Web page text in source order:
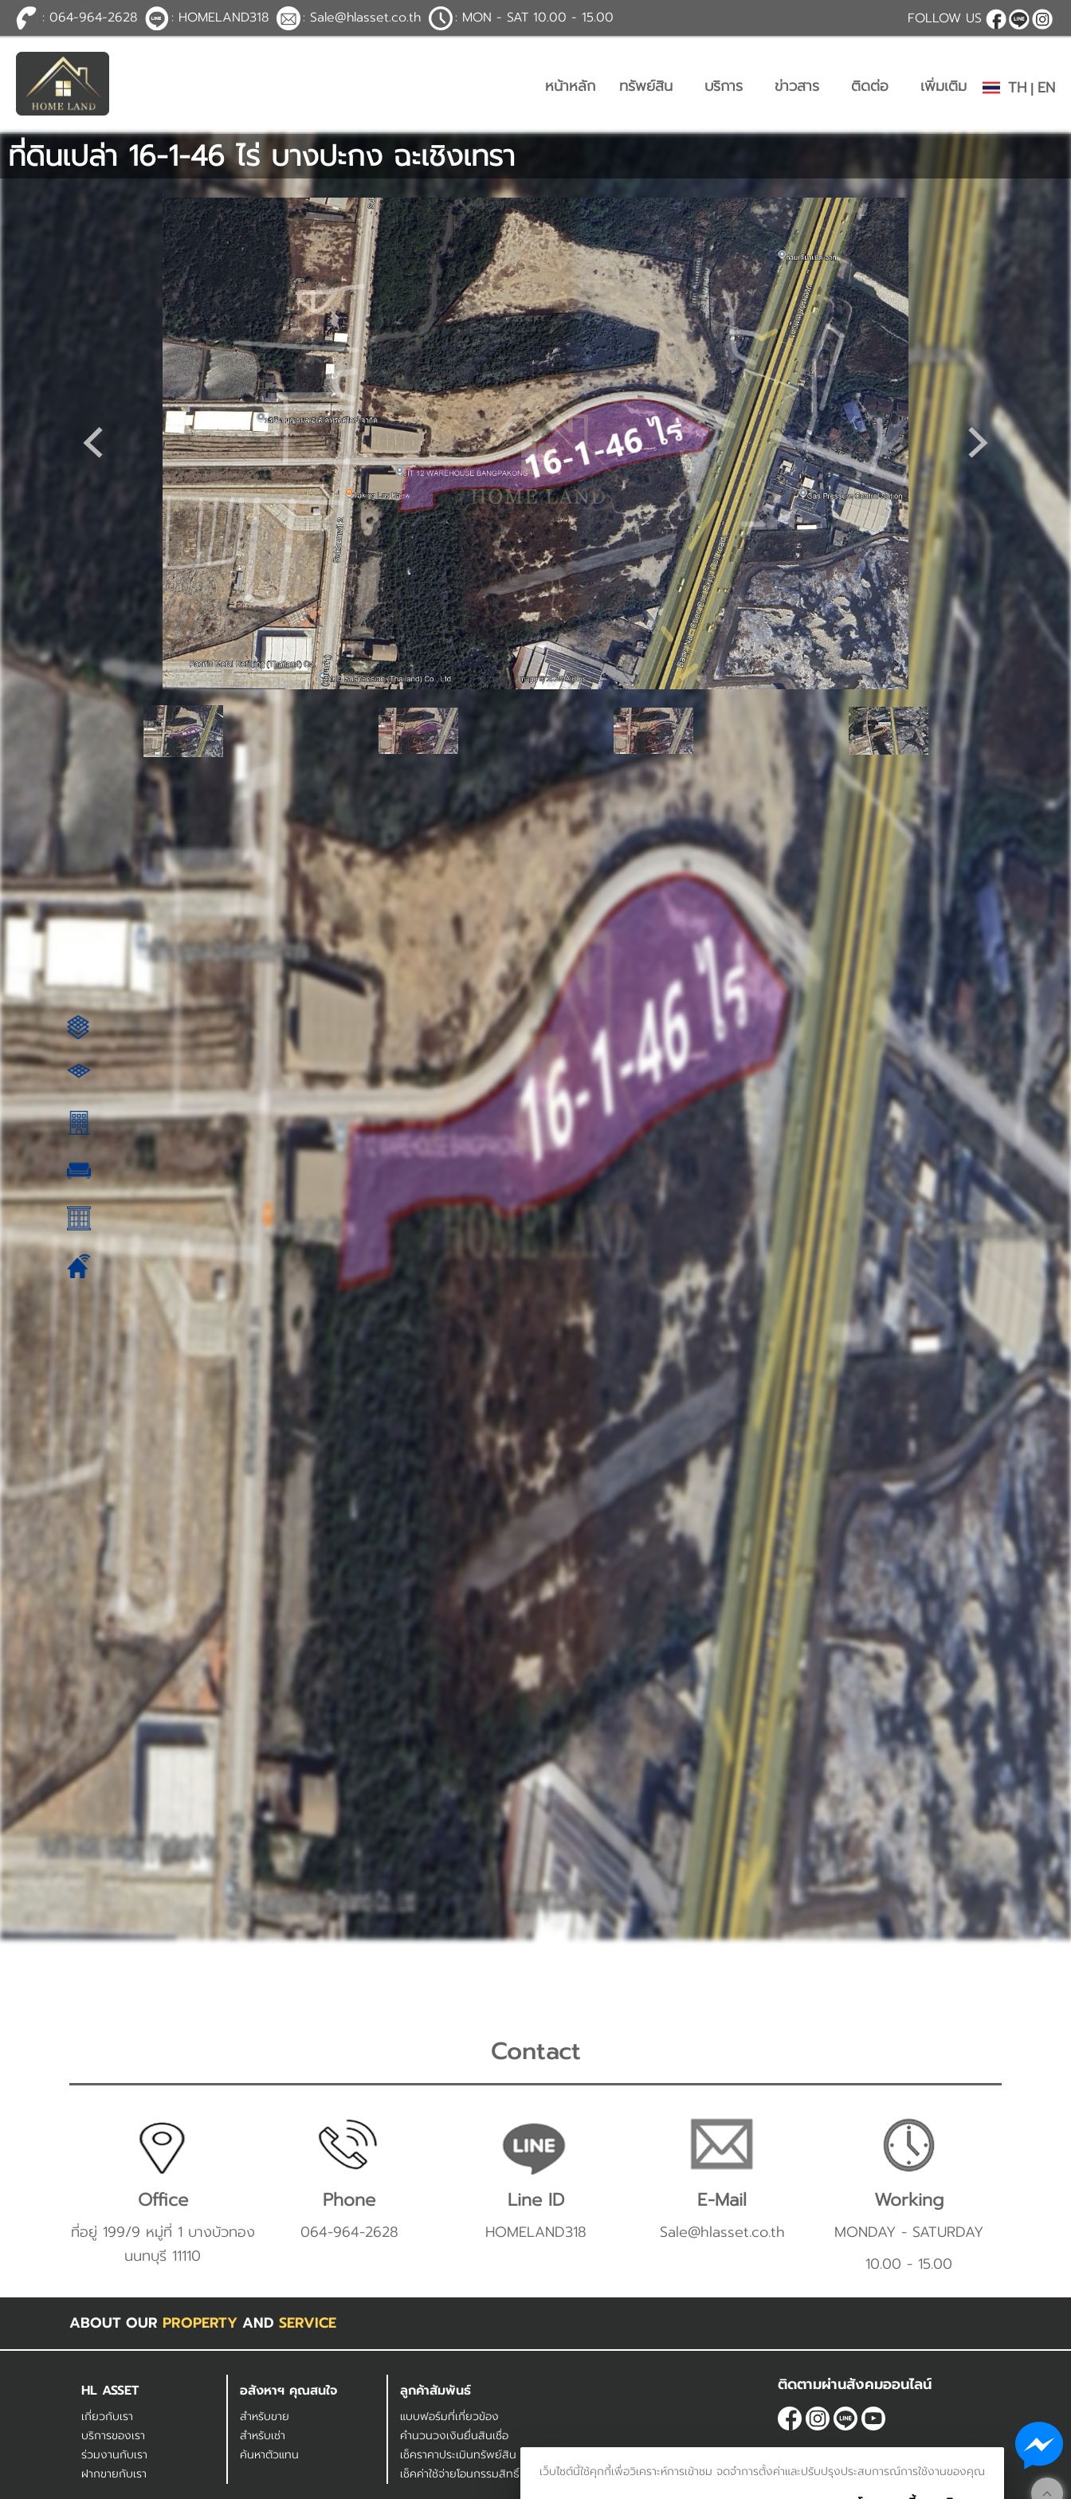
TH | EN
ระบบ
หรือ
สมัคร
สมาชิก
หน้าหลัก ทรัพย์สิน
บริการ
เพิ่มเติม
: 064-964-2628 : HOMELAND318 : Sale@hlasset.co.th : MON - SAT 10.00 - 15.00 FOLLOW US
หน้าหลัก ทรัพย์สิน บริการ ข่าวสาร ติดต่อ เพิ่มเติม TH EN
ที่ดินเปล่า 16-1-46 ไร่ บางปะกง ฉะเชิงเทรา
รหัสทรัพย์BHL1071
อัพเดท7/27/2025 8:37 PM
ที่ดินเปล่า 16-1-46 ไร่ บางปะกง ฉะเชิงเทรา
ที่ตั้ง:ตำบล ท่าข้าม อำเภอบางปะกง ฉะเชิงเทรา 24130
ราคาขาย
102,117,600.00 ฿
ตร.ว.: 6,546
อยู่ชั้นที่:
ห้องรับแขก ห้องรับแขก:
วิว:
คุณ รักข์อารี (รักข์)
064-178-7944
Sale@hlasset.co.th
Line ID :
Contact Owner
ส่งข้อมูล
Like Share
Contact
Office
ที่อยู่ 199/9 หมู่ที่ 1 บางบัวทอง
นนทบุรี 11110
Phone
064-964-2628
Line ID
HOMELAND318
E-Mail
Sale@hlasset.co.th
Working
MONDAY - SATURDAY
10.00 - 15.00
ABOUT OUR PROPERTY AND SERVICE
HL ASSET
เกี่ยวกับเรา
บริการของเรา
ร่วมงานกับเรา
ฝากขายกับเรา
อสังหาฯ คุณสนใจ
สำหรับขาย
สำหรับเช่า
ค้นหาตัวแทน
ลูกค้าสัมพันธ์
แบบฟอร์มที่เกี่ยวข้อง
คำนวนวงเงินยื่นสินเชื่อ
เช็คราคาประเมินทรัพย์สิน
เช็คค่าใช้จ่ายโอนกรรมสิทธิ์
ติดตามผ่านสังคมออนไลน์
เว็บไซต์นี้ใช้คุกกี้เพื่อวิเคราะห์การเข้าชม จดจำการตั้งค่าและปรับปรุงประสบการณ์การใช้งานของคุณ